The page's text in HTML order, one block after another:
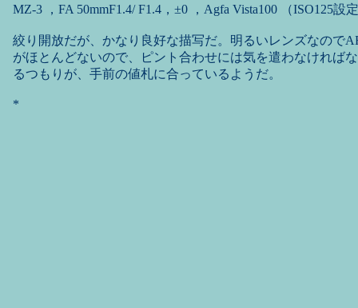
MZ-3 ，FA 50mmF1.4/ F1.4，±0 ，Agfa Vista100 （ISO125設
絞り開放だが、かなり良好な描写だ。明るいレンズなので
がほとんどないので、ピント合わせには気を遣わなければ
るつもりが、手前の値札に合っているようだ。
*